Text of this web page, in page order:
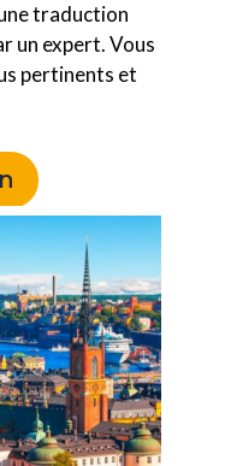
traduction
un expert. Vous
pertinents et